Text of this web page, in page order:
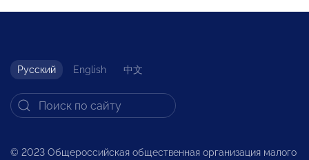
Русский English 中文
© 2023 Общероссийская общественная организация малого